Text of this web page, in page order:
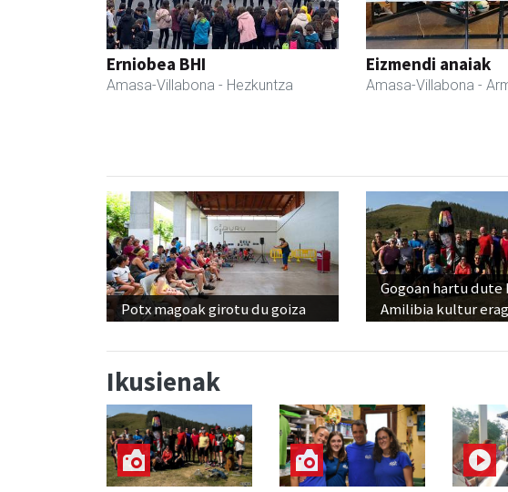
Erniobea BHI
Amasa-Villabona - Hezkuntza
Eizmendi anaiak
Amasa-Villabona -
Potx magoak girotu du goiza
Gogoan hartu dute
Amilibia kultur
Ikusienak